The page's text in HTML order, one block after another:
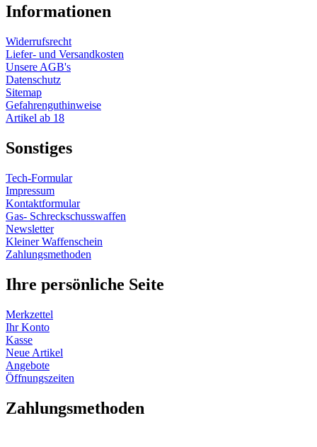
Informationen
Widerrufsrecht
Liefer- und Versandkosten
Unsere AGB's
Datenschutz
Sitemap
Gefahrenguthinweise
Artikel ab 18
Sonstiges
Tech-Formular
Impressum
Kontaktformular
Gas- Schreckschusswaffen
Newsletter
Kleiner Waffenschein
Zahlungsmethoden
Ihre persönliche Seite
Merkzettel
Ihr Konto
Kasse
Neue Artikel
Angebote
Öffnungszeiten
Zahlungsmethoden